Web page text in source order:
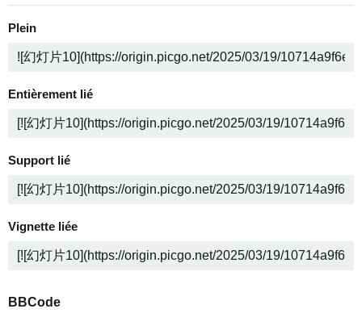
Plein
Entièrement lié
Support lié
Vignette liée
BBCode